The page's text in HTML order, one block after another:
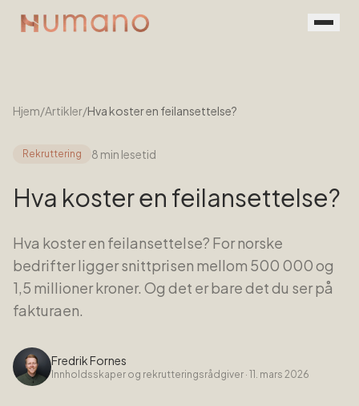
Kontakt
Book en prat
For jobbsøkere
Hjem/Artikler/Hva koster en feilansettelse?
Rekruttering 8 min lesetid
Hva koster en feilansettelse?
Hva koster en feilansettelse? For norske
bedrifter ligger snittprisen mellom 500 000 og
1,5 millioner kroner. Og det er bare det du ser på
fakturaen.
Fredrik Fornes
Innholdsskaper og rekrutteringsrådgiver · 11. mars 2026